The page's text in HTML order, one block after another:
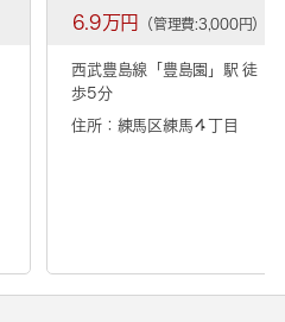
6.9万円 （管理費:3,000円）
西武豊島線「 豊島園 」駅 徒
歩5分
住所：練馬区練馬４丁目